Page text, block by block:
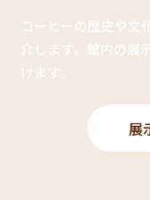
コーヒーの歴史や文
介します。館内の展
けます。
展